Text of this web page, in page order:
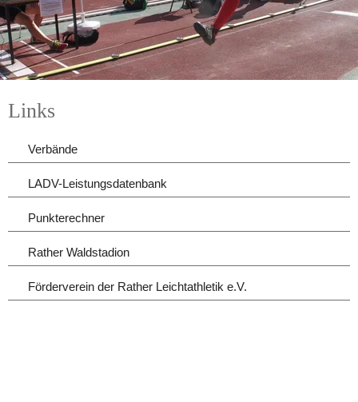
Links
Verbände
LADV-Leistungsdatenbank
Punkterechner
Rather Waldstadion
Förderverein der Rather Leichtathletik e.V.